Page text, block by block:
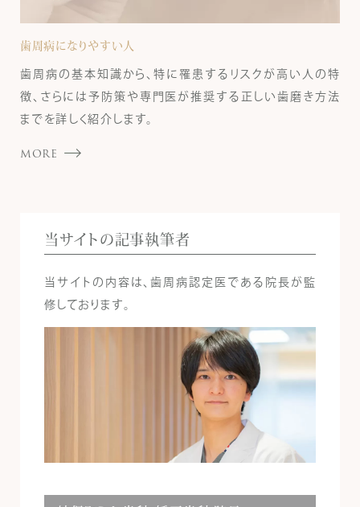
歯周病になりやすい人
歯周病の基本知識から、特に罹患するリスクが高い人の特
徴、さらには予防策や専門医が推奨する正しい歯磨き方法
までを詳しく紹介します。
MORE
当サイトの記事執筆者
当サイトの内容は、歯周病認定医である院長が監
修しております。